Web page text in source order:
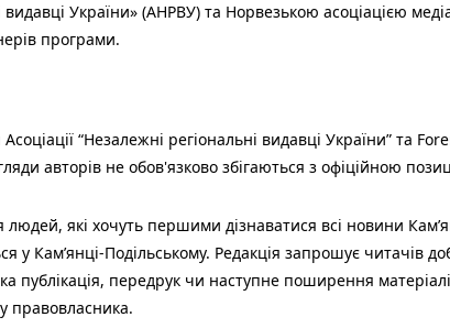
видавці України» (АНРВУ) та Норвезькою асоціацією
програми.
“Незалежні регіональні видавці України” та
авторів не обов'язково збігаються з офіційною
які хочуть першими дізнаватися всі новини
у Кам’янці-Подільському. Редакція запрошує
публiкацiя, передрук чи наступне поширення
правовласника.